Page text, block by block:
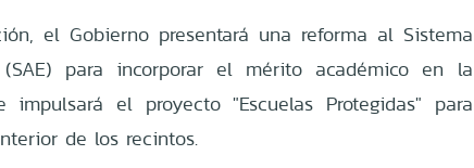
el Gobierno presentará una reforma al Sistema
para incorporar el mérito académico en la
impulsará el proyecto "Escuelas Protegidas" para
de los recintos.